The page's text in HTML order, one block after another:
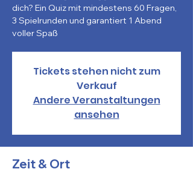
dich? Ein Quiz mit mindestens 60 Fragen,
3 Spielrunden und garantiert 1 Abend
Tickets stehen nicht zum
Verkauf
Andere Veranstaltungen
ansehen
Zeit & Ort